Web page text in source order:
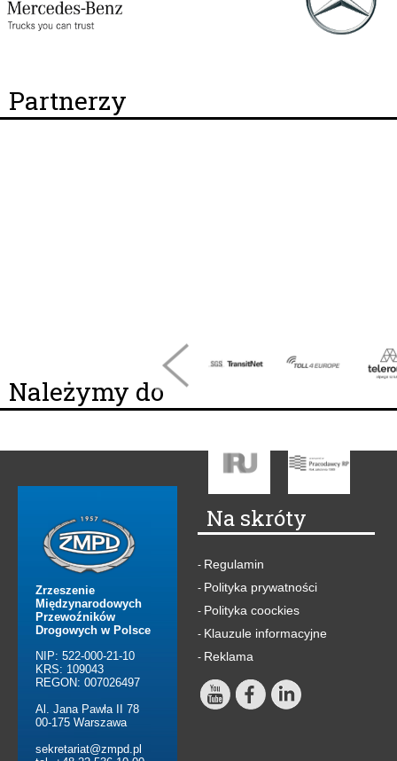
Partnerzy
Należymy do
Zrzeszenie
Międzynarodowych
Przewoźników
Drogowych w Polsce
NIP: 522-000-21-10
KRS: 109043
REGON: 007026497
Al. Jana Pawła II 78
00-175 Warszawa
sekretariat@zmpd.pl
Na skróty
- Regulamin
- Polityka prywatności
- Polityka coockies
- Klauzule informacyjne
- Reklama